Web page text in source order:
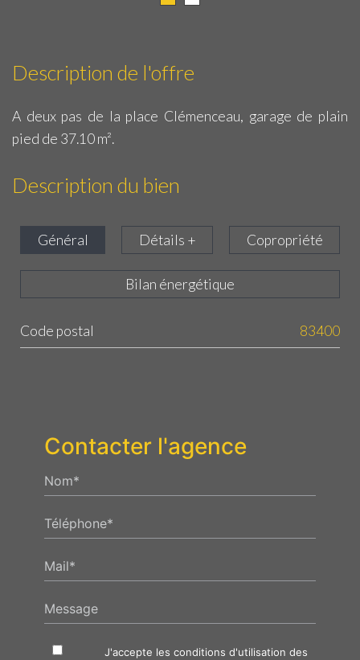
Description de l'offre
A deux pas de la place Clémenceau, garage de plain
pied de 37.10 m².
Description du bien
Général Détails + Copropriété
Bilan énergétique
Label Value
Code postal 83400
Contacter l'agence
Nom*
Téléphone*
Mail*
Message
J'accepte les conditions d'utilisation des